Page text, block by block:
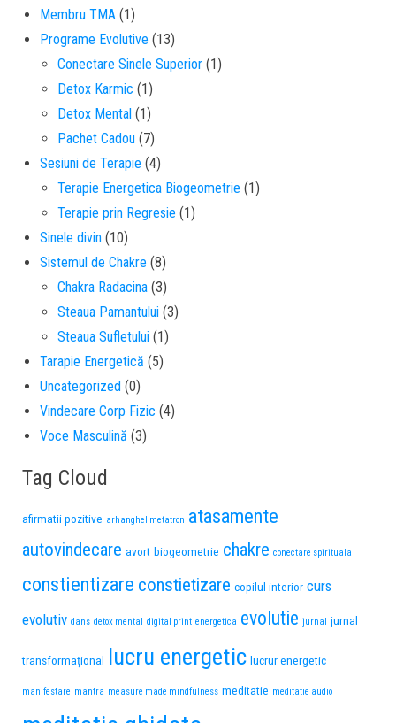
Membru TMA (1)
Programe Evolutive (13)
Conectare Sinele Superior (1)
Detox Karmic (1)
Detox Mental (1)
Pachet Cadou (7)
Sesiuni de Terapie (4)
Terapie Energetica Biogeometrie (1)
Terapie prin Regresie (1)
Sinele divin (10)
Sistemul de Chakre (8)
Chakra Radacina (3)
Steaua Pamantului (3)
Steaua Sufletului (1)
Tarapie Energetică (5)
Uncategorized (0)
Vindecare Corp Fizic (4)
Voce Masculină (3)
Tag Cloud
afirmatii pozitive arhanghel metatron atasamente
autovindecare avort biogeometrie chakre conectare spirituala
constientizare constietizare copilul interior curs
evolutiv dans detox mental digital print energetica evolutie jurnal jurnal
transformațional lucru energetic lucrur energetic
manifestare mantra measure made mindfulness meditatie meditatie audio